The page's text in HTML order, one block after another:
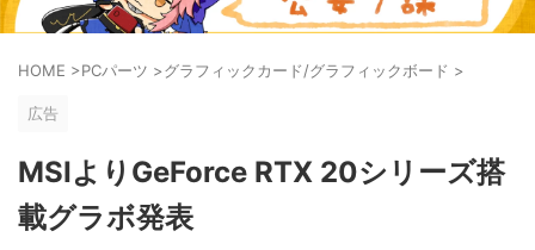
HOME >PCパーツ >グラフィックカード/グラフィックボード >
広告
MSIよりGeForce RTX 20シリーズ搭
載グラボ発表